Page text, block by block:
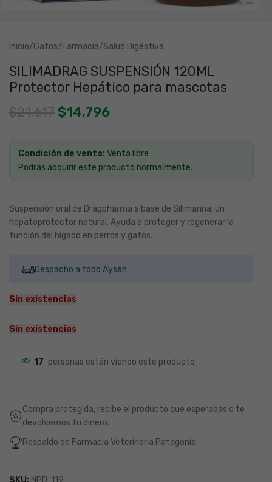
Inicio/Gatos/Farmacia/Salud Digestiva
SILIMADRAG SUSPENSIÓN 120ML
Protector Hepático para mascotas
$21.617$14.796
Condición de venta: Venta libre
Podrás adquirir este producto normalmente.
Suspensión oral de Dragpharma a base de Silimarina, un
hepatoprotector natural. Ayuda a proteger y regenerar la
función del hígado en perros y gatos.
Despacho a todo Aysén
Sin existencias
Sin existencias
17 personas están viendo este producto
Compra protegida, recibe el producto que esperabas o te
devolvemos tu dinero.
Respaldo de Farmacia Veterinaria Patagonia
SKU: NPD-119